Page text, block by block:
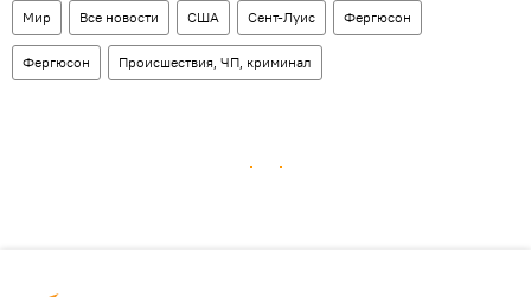
Мир Все новости США Сент-Луис Фергюсон
Фергюсон Происшествия, ЧП, криминал